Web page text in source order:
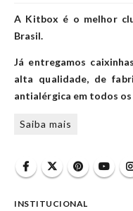
A Kitbox é o melhor
Brasil.
Já entregamos
alta qualidade, de
antialérgica em todos
Saiba mais
INSTITUCIONAL